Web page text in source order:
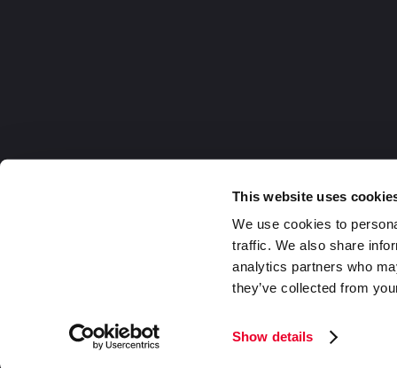
This website uses
We use cookies to
traffic. We also share
analytics partners who
they’ve collected from
Show details
2026 DaklaPack Group. Alle Rechte